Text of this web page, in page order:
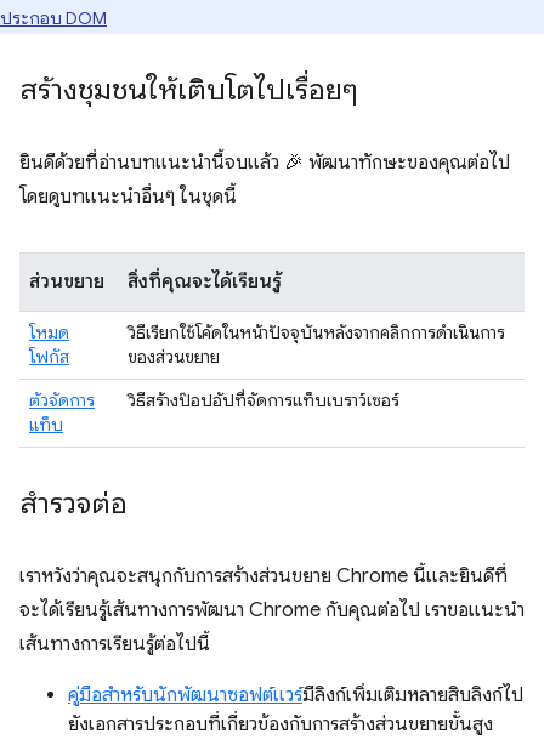
ประกอบ DOM
สร้างชุมชนให้เติบโตไปเรื่อยๆ
ยินดีด้วยที่อ่านบทแนะนำนี้จบแล้ว 🎉 พัฒนาทักษะของคุณต่อไป
โดยดูบทแนะนำอื่นๆ ในชุดนี้
ส่วนขยาย สิ่งที่คุณจะได้เรียนรู้
โหมด
โฟกัส
วิธีเรียกใช้โค้ดในหน้าปัจจุบันหลังจากคลิกการดําเนินการ
ของส่วนขยาย
ตัวจัดการ
แท็บ
วิธีสร้างป๊อปอัปที่จัดการแท็บเบราว์เซอร์
สำรวจต่อ
เราหวังว่าคุณจะสนุกกับการสร้างส่วนขยาย Chrome นี้และยินดีที่
จะได้เรียนรู้เส้นทางการพัฒนา Chrome กับคุณต่อไป เราขอแนะนํา
เส้นทางการเรียนรู้ต่อไปนี้
คู่มือสําหรับนักพัฒนาซอฟต์แวร์มีลิงก์เพิ่มเติมหลายสิบลิงก์ไป
ยังเอกสารประกอบที่เกี่ยวข้องกับการสร้างส่วนขยายขั้นสูง